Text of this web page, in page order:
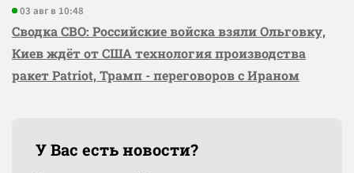
03 авг в 10:48
Сводка СВО: Российские войска взяли Ольговку,
Киев ждёт от США технология производства
ракет Patriot, Трамп - переговоров с Ираном
У Вас есть новости?